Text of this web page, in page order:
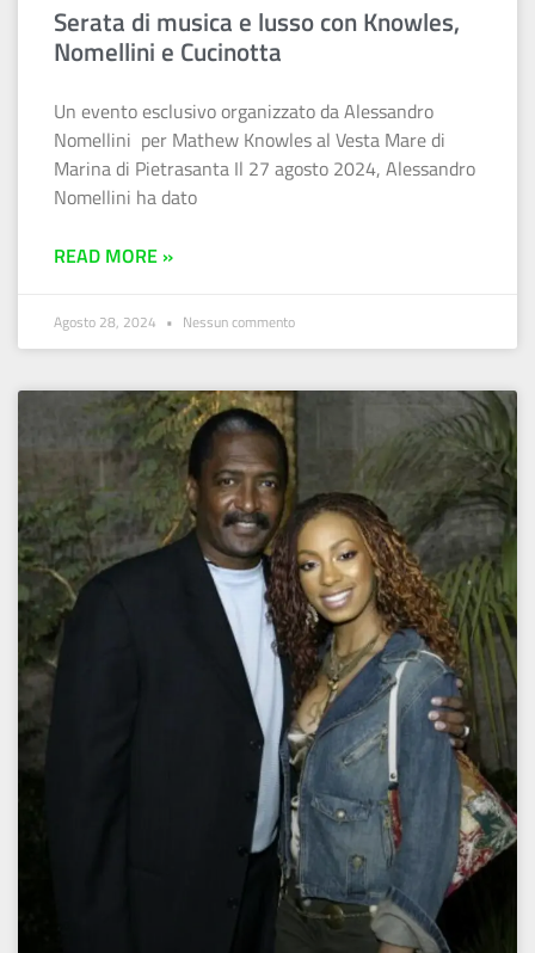
Serata di musica e lusso con Knowles,
Nomellini e Cucinotta
Un evento esclusivo organizzato da Alessandro
Nomellini per Mathew Knowles al Vesta Mare di
Marina di Pietrasanta Il 27 agosto 2024, Alessandro
Nomellini ha dato
READ MORE »
Agosto 28, 2024 Nessun commento